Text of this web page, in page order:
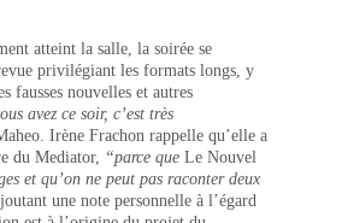
atteint la salle, la soirée se
privilégiant les formats longs, y
fausses nouvelles et autres
avez ce soir, c’est très
Irène Frachon rappelle qu’elle a
du Mediator,
“parce que Le Nouvel
et qu’on ne peut pas raconter deux
une note personnelle à l’égard